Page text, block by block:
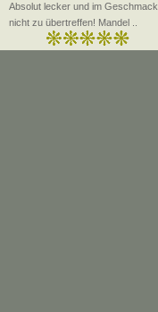
Absolut lecker und im Geschmack
nicht zu übertreffen! Mandel ..